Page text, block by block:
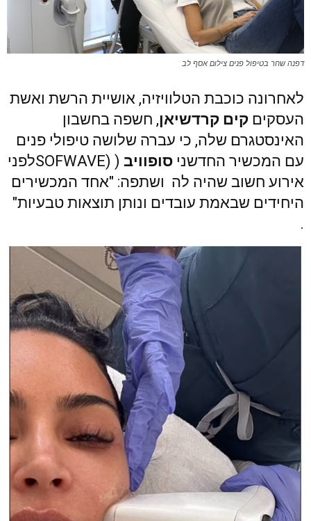
דפנה שחר בטיפול פנים צילום אסף לב
לאחרונה כוכבת הטלוויזיה, אושיית הרשת ואשת
העסקים קים קרדשיאן, חשפה בחשבון
האינסטגרם שלה, כי עברה שלושה טיפולי פנים
עם המכשיר החדשני סופוויב
( (SOFWAVEלפני
אירוע חשוב שהיה לה ושתפה: "אחד המכשירים
היחידים שבאמת עובדים ונותן תוצאות טבעיות"
.